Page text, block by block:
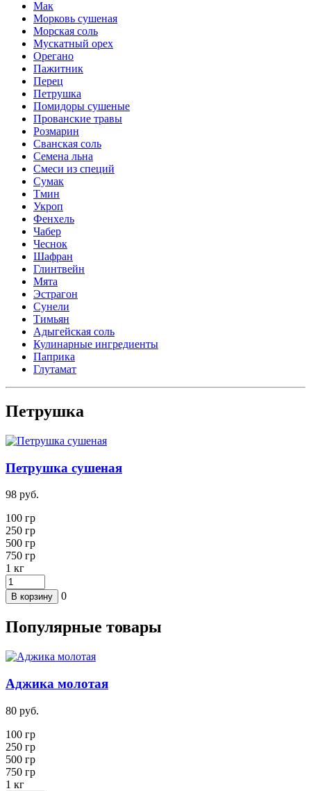
Мак
Морковь сушеная
Морская соль
Мускатный орех
Орегано
Пажитник
Перец
Петрушка
Помидоры сушеные
Прованские травы
Розмарин
Сванская соль
Семена льна
Смеси из специй
Сумак
Тмин
Укроп
Фенхель
Чабер
Чеснок
Шафран
Глинтвейн
Мята
Эстрагон
Сунели
Тимьян
Адыгейская соль
Кулинарные ингредиенты
Паприка
Глутамат
Петрушка
Петрушка сушеная
98 руб.
100 гр
250 гр
500 гр
750 гр
1 кг
В корзину 0
Популярные товары
Аджика молотая
80 руб.
100 гр
250 гр
500 гр
750 гр
1 кг